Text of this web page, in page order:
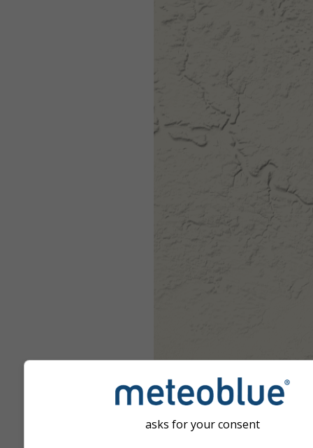
asks for your consent